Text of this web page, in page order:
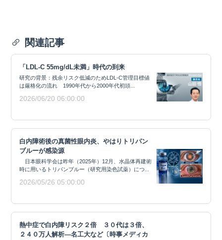
関連記事
「LDL-C 55mg/dL未満」時代の到来
研究の背景：残余リスク低減のためLDL-C管理目標値
は厳格化の流れ 1990年代から2000年代初頭...
2026/06/20 06:00:00
白内障術後の真菌性眼内炎、やはりトリパン
ブルーが感染源
日本眼科学会は昨年（2025年）12月、水晶体再建術
時に用いるトリパンブルー（研究用染色試薬）につ...
2026/05/26 05:00:00
熱中症で白内障リスク２倍 ３０代は３倍、
２４０万人解析―名工大など〔時事メディカ